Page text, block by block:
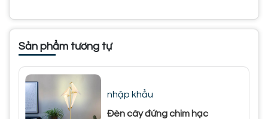
Sản phẩm tương tự
nhập khẩu
Đèn cây đứng chim hạc